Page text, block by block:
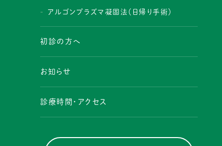
アルゴンプラズマ凝固法（日帰り手術）
初診の方へ
お知らせ
診療時間・アクセス